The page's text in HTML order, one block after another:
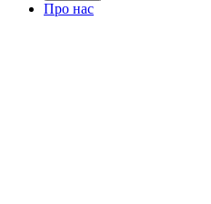
Про нас